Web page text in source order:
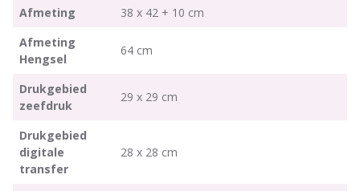
Afmeting
38 x 42 + 10 cm
Afmeting
Hengsel
64 cm
Drukgebied
zeefdruk
29 x 29 cm
Drukgebied
digitale
transfer
28 x 28 cm